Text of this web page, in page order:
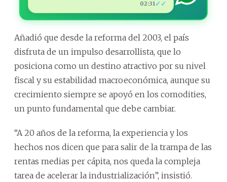
02:31 ✓✓
Añadió que desde la reforma del 2003, el país
disfruta de un impulso desarrollista, que lo
posiciona como un destino atractivo por su nivel
fiscal y su estabilidad macroeconómica, aunque su
crecimiento siempre se apoyó en los comodities,
un punto fundamental que debe cambiar.
“A 20 años de la reforma, la experiencia y los
hechos nos dicen que para salir de la trampa de las
rentas medias per cápita, nos queda la compleja
tarea de acelerar la industrialización”, insistió.